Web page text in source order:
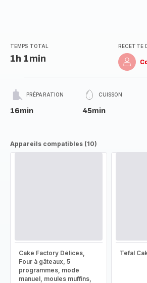
TEMPS TOTAL
1h 1min
RECETTE
PRÉPARATION
16min
CUISSON
45min
Appareils compatibles (10)
Cake Factory Délices,
Four à gâteaux, 5
programmes, mode
manuel, moules muffins,
Tefal